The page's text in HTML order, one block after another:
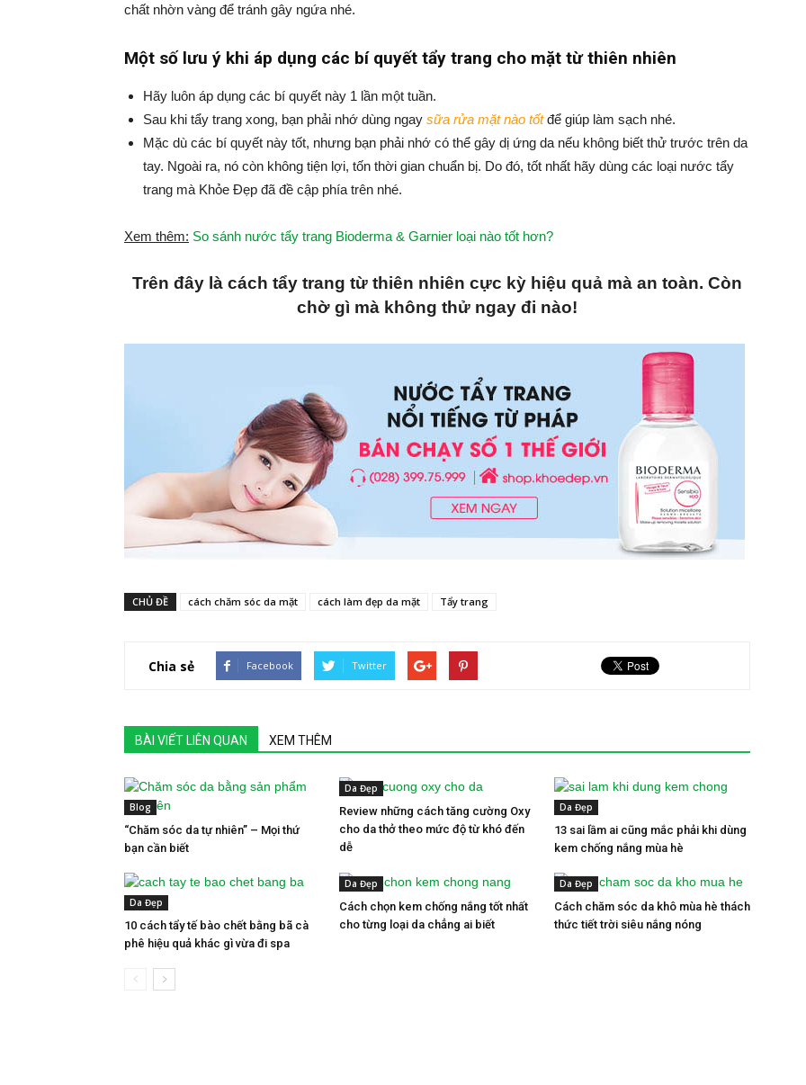
chất nhờn vàng để tránh gây ngứa nhé.
Một số lưu ý khi áp dụng các bí quyết tẩy trang cho mặt từ thiên nhiên
Hãy luôn áp dụng các bí quyết này 1 lần một tuần.
Sau khi tẩy trang xong, bạn phải nhớ dùng ngay sữa rửa mặt nào tốtđể giúp làm sạch nhé.
Mặc dù các bí quyết này tốt, nhưng bạn phải nhớ có thể gây dị ứng da nếu không biết thử trước trên da
tay. Ngoài ra, nó còn không tiện lợi, tốn thời gian chuẩn bị. Do đó, tốt nhất hãy dùng các loại nước tẩy
trang mà Khỏe Đẹp đã đề cập phía trên nhé.
Xem thêm: So sánh nước tẩy trang Bioderma & Garnier loại nào tốt hơn?
Trên đây là cách tẩy trang từ thiên nhiên cực kỳ hiệu quả mà an toàn. Còn
chờ gì mà không thử ngay đi nào!
CHỦ ĐỀ cách chăm sóc da mặt cách làm đẹp da mặt Tẩy trang
Chia sẻ Facebook Twitter
BÀI VIẾT LIÊN QUAN XEM THÊM
Blog
“Chăm sóc da tự nhiên” – Mọi thứ
bạn cần biết
Da Đẹp
Review những cách tăng cường Oxy
cho da thở theo mức độ từ khó đến
dễ
Da Đẹp
13 sai lầm ai cũng mắc phải khi dùng
kem chống nắng mùa hè
Da Đẹp
10 cách tẩy tế bào chết bằng bã cà
phê hiệu quả khác gì vừa đi spa
Da Đẹp
Cách chọn kem chống nắng tốt nhất
cho từng loại da chẳng ai biết
Da Đẹp
Cách chăm sóc da khô mùa hè thách
thức tiết trời siêu nắng nóng